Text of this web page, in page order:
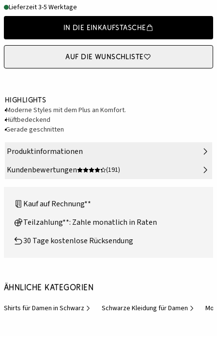
Lieferzeit 3-5 Werktage
In die Einkaufstasche
Auf die Wunschliste
Highlights
Moderne Styles mit dem Plus an Komfort.
Hüftbedeckend
Gerade geschnitten
Produktinformationen
Kundenbewertungen
(191)
Kauf auf Rechnung**
Teilzahlung**: Zahle monatlich in Raten
30 Tage kostenlose Rücksendung
Ähnliche Kategorien
Shirts für Damen in Schwarz Schwarze Kleidung für Damen